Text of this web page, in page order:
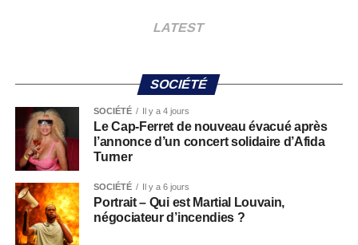
LATEST
SOCIÉTÉ
SOCIÉTÉ Il y a 4 jours
Le Cap-Ferret de nouveau évacué après
l’annonce d’un concert solidaire d’Afida
Turner
SOCIÉTÉ Il y a 6 jours
Portrait – Qui est Martial Louvain,
négociateur d’incendies ?